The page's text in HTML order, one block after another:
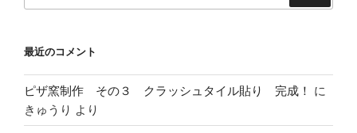
最近のコメント
ピザ窯制作 その３ クラッシュタイル貼り 完成！
に
きゅうり より